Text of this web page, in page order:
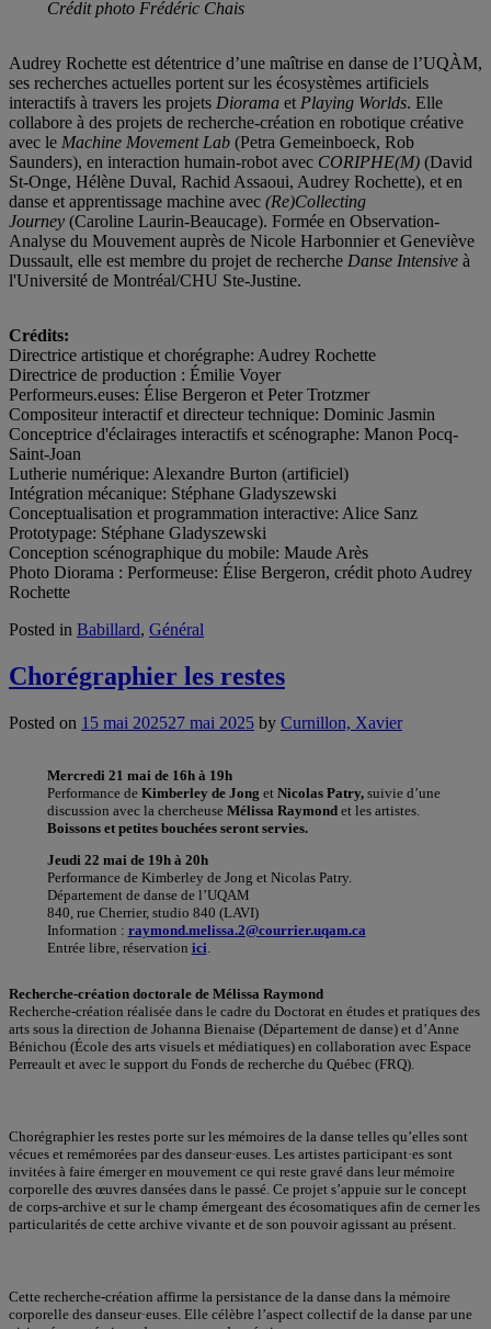
Crédit photo Frédéric Chais
Audrey Rochette est détentrice d’une maîtrise en danse de l’UQÀM,
ses recherches actuelles portent sur les écosystèmes artificiels
interactifs à travers les projets Diorama et Playing Worlds. Elle
collabore à des projets de recherche-création en robotique créative
avec le Machine Movement Lab (Petra Gemeinboeck, Rob
Saunders), en interaction humain-robot avec CORIPHE(M) (David
St-Onge, Hélène Duval, Rachid Assaoui, Audrey Rochette), et en
danse et apprentissage machine avec (Re)Collecting
Journey (Caroline Laurin-Beaucage). Formée en Observation-
Analyse du Mouvement auprès de Nicole Harbonnier et Geneviève
Dussault, elle est membre du projet de recherche Danse Intensive à
l'Université de Montréal/CHU Ste-Justine.
Crédits:
Directrice artistique et chorégraphe: Audrey Rochette
Directrice de production : Émilie Voyer
Performeurs.euses: Élise Bergeron et Peter Trotzmer
Compositeur interactif et directeur technique: Dominic Jasmin
Conceptrice d'éclairages interactifs et scénographe: Manon Pocq-
Saint-Joan
Lutherie numérique: Alexandre Burton (artificiel)
Intégration mécanique: Stéphane Gladyszewski
Conceptualisation et programmation interactive: Alice Sanz
Prototypage: Stéphane Gladyszewski
Conception scénographique du mobile: Maude Arès
Photo Diorama : Performeuse: Élise Bergeron, crédit photo Audrey
Rochette
Posted in Babillard, Général
Chorégraphier les restes
Posted on 15 mai 202527 mai 2025 by Curnillon, Xavier
Mercredi 21 mai de 16h à 19h
Performance de Kimberley de Jong et Nicolas Patry,suivie d’une
discussion avec la chercheuse Mélissa Raymondet les artistes.
Boissons et petites bouchées seront servies.
Jeudi 22 mai de 19h à 20h
Performance de Kimberley de Jong et Nicolas Patry.
Département de danse de l’UQAM
840, rue Cherrier, studio 840 (LAVI)
Information : raymond.melissa.2@courrier.uqam.ca
Entrée libre, réservation ici
Recherche-création doctorale de Mélissa Raymond
Recherche-création réalisée dans le cadre du Doctorat en études et pratiques des
arts sous la direction de Johanna Bienaise (Département de danse) et d’Anne
Bénichou (École des arts visuels et médiatiques) en collaboration avec Espace
Perreault et avec le support du Fonds de recherche du Québec (FRQ).
Chorégraphier les restes porte sur les mémoires de la danse telles qu’elles sont
vécues et remémorées par des danseur·euses. Les artistes participant·es sont
invitées à faire émerger en mouvement ce qui reste gravé dans leur mémoire
corporelle des œuvres dansées dans le passé. Ce projet s’appuie sur le concept
de corps-archive et sur le champ émergeant des écosomatiques afin de cerner les
particularités de cette archive vivante et de son pouvoir agissant au présent.
Cette recherche-création affirme la persistance de la danse dans la mémoire
corporelle des danseur·euses. Elle célèbre l’aspect collectif de la danse par une